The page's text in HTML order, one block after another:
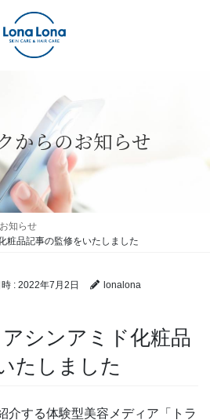
からのお知らせ
知らせ
粧品記事の監修をいたしました
: 2022年7月2日 lonalona
シンアミド化粧品
たしました
介する体験型美容メディア「トラ